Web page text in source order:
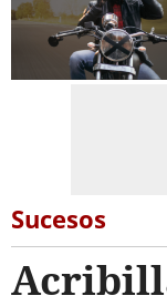
Sucesos